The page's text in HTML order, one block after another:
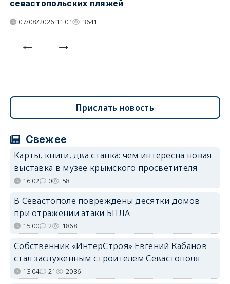
севастопольских пляжей
07/08/2026 11:01 3641
Прислать новость
Свежее
Карты, книги, два станка: чем интересна новая
выставка в музее крымского просветителя
16:02 0 58
В Севастополе повреждены десятки домов
при отражении атаки БПЛА
15:00 2 1868
Собственник «ИнтерСтроя» Евгений Кабанов
стал заслуженным строителем Севастополя
13:04 21 2036